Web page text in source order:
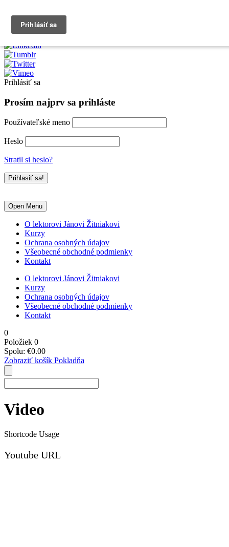
Prihlásiť sa
Prosím najprv sa prihláste
Používateľské meno
Heslo
Stratil si heslo?
Open Menu
O lektorovi Jánovi Žitniakovi
Kurzy
Ochrana osobných údajov
Všeobecné obchodné podmienky
Kontakt
O lektorovi Jánovi Žitniakovi
Kurzy
Ochrana osobných údajov
Všeobecné obchodné podmienky
Kontakt
0
Položiek 0
Spolu: €0.00
Zobraziť košík Pokladňa
Video
Shortcode Usage
Youtube URL